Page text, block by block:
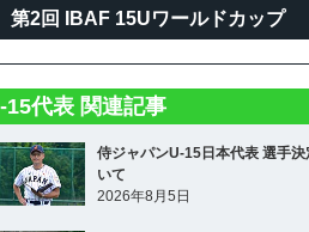
第2回 IBAF 15Uワールドカップ
15代表 関連記事
侍ジャパンU-15日本代表 選手決
いて
2026年8月5日